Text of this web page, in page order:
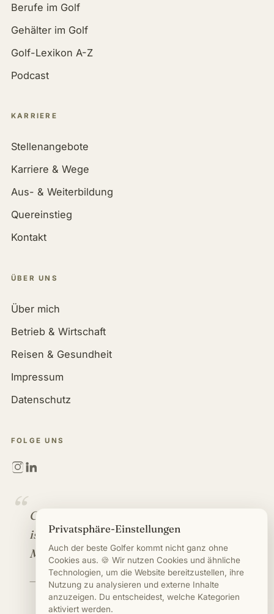
Berufe im Golf
Gehälter im Golf
Golf-Lexikon A-Z
Podcast
KARRIERE
Stellenangebote
Karriere & Wege
Aus- & Weiterbildung
Quereinstieg
Kontakt
ÜBER UNS
Über mich
Betrieb & Wirtschaft
Reisen & Gesundheit
Impressum
Datenschutz
FOLGE UNS
“ Golf ist mehr als ein Spiel. Es
ist eine Branche voller
Möglichkeiten.
— Mirco Timm
Privatsphäre-Einstellungen
Auch der beste Golfer kommt nicht ganz ohne
Cookies aus. 🍪 Wir nutzen Cookies und ähnliche
Technologien, um die Website bereitzustellen, ihre
Nutzung zu analysieren und externe Inhalte
anzuzeigen. Du entscheidest, welche Kategorien
aktiviert werden.